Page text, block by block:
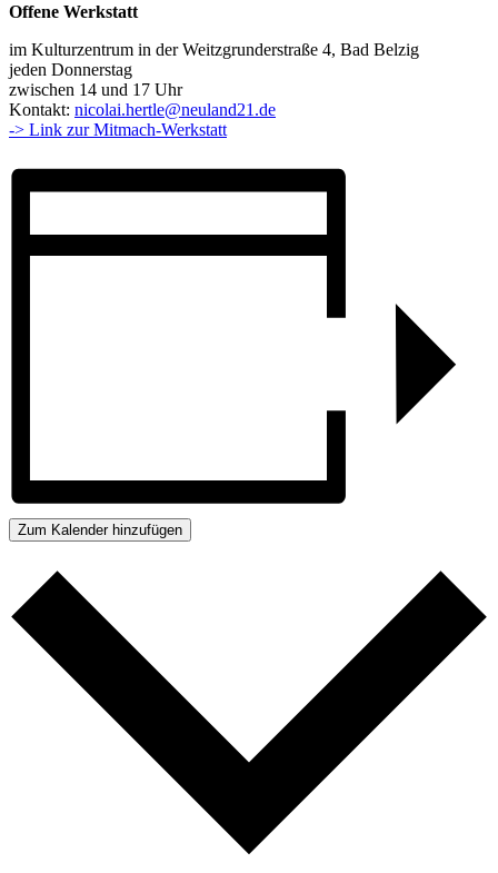
Offene Werkstatt
im Kulturzentrum in der Weitzgrunderstraße 4, Bad Belzig
jeden Donnerstag
zwischen 14 und 17 Uhr
Kontakt: nicolai.hertle@neuland21.de
-> Link zur Mitmach-Werkstatt
Zum Kalender hinzufügen